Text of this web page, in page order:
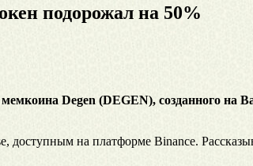
подорожал на 50%
Degen (DEGEN), созданного на
на платформе Binance.